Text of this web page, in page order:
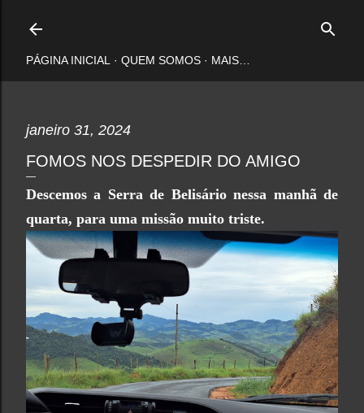
PÁGINA INICIAL QUEM SOMOS MAIS…
janeiro 31, 2024
FOMOS NOS DESPEDIR DO AMIGO
Descemos a Serra de Belisário nessa manhã de
quarta, para uma missão muito triste.